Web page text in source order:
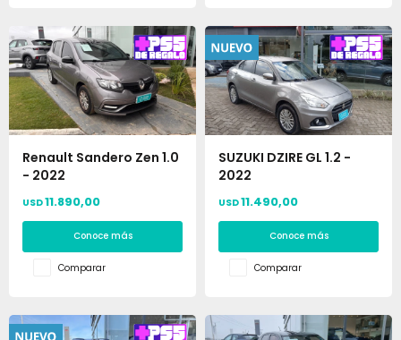
Renault Sandero Zen 1.0
- 2022
USD11.890,00
Conoce más
Comparar
SUZUKI DZIRE GL 1.2 -
2022
USD11.490,00
Conoce más
Comparar